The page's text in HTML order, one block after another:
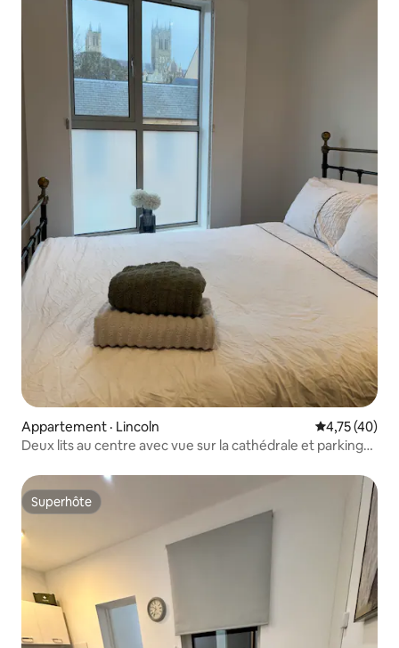
Appartement · Lincoln Note
4,75 (40)
Deux lits au centre avec vue sur la cathédrale et parking
Superhôte
Superhôte